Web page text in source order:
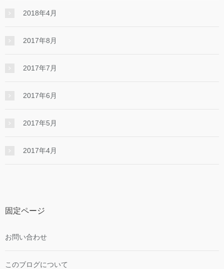
2018年4月
2017年8月
2017年7月
2017年6月
2017年5月
2017年4月
固定ページ
お問い合わせ
このブログについて